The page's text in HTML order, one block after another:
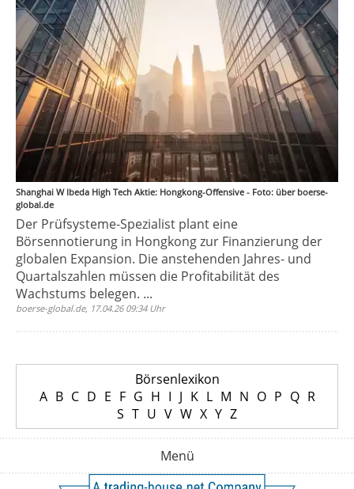
Shanghai W Ibeda High Tech Aktie: Hongkong-Offensive - Foto: über boerse-
global.de
Der Prüfsysteme-Spezialist plant eine
Börsennotierung in Hongkong zur Finanzierung der
globalen Expansion. Die anstehenden Jahres- und
Quartalszahlen müssen die Profitabilität des
Wachstums belegen. ...
boerse-global.de, 17.04.26 09:34 Uhr
Börsenlexikon
A B C D E F G H I J K L M N O P Q R
S T U V W X Y Z
Menü